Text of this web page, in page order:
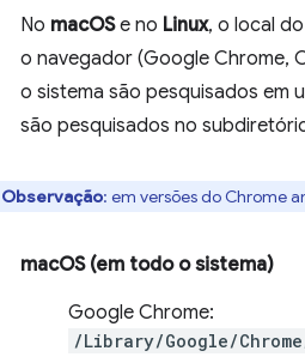
No macOSe no Linux, o local
o navegador (Google Chrome,
o sistema são pesquisados em
são pesquisados no
Observação: em versões do Chrome
macOS (em todo o sistema)
Google Chrome:
/Library/Google/